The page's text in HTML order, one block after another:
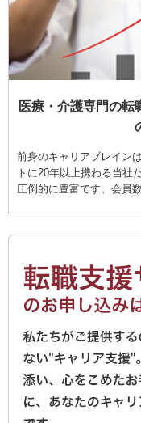
医療・介護専門の転
前身のキャリアブレイン
トに20年以上携わる当社
圧倒的に豊富です。会員